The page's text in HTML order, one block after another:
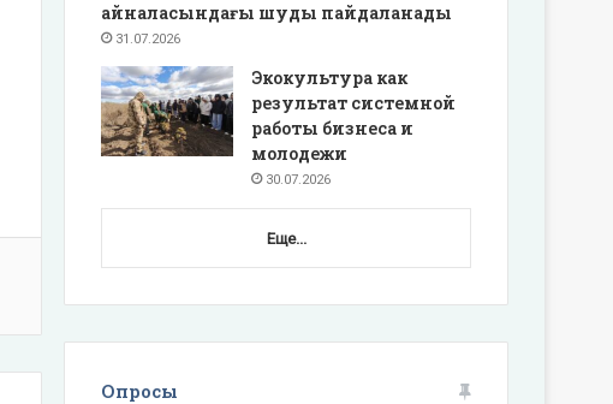
айналасындағы шуды пайдаланады
31.07.2026
Экокультура как
результат системной
работы бизнеса и
молодежи
30.07.2026
Еще...
Опросы